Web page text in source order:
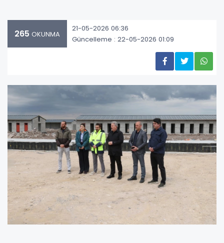
265 OKUNMA
21-05-2026 06:36
Güncelleme : 22-05-2026 01:09